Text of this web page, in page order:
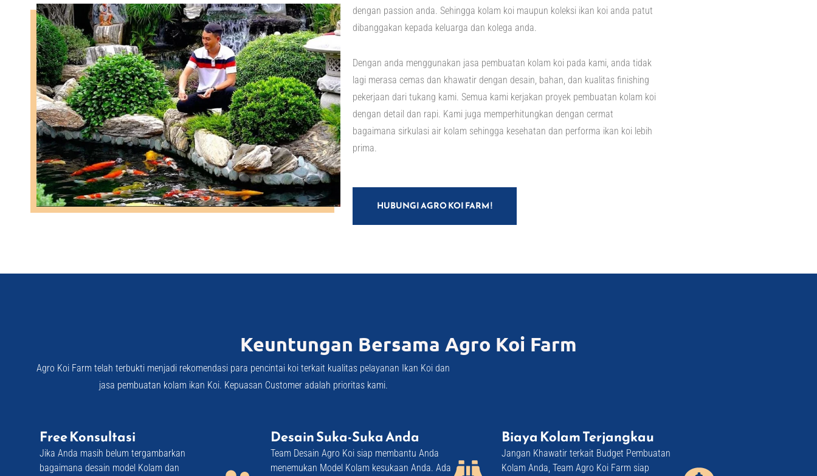
dengan passion anda. Sehingga kolam koi maupun koleksi ikan koi anda patut
dibanggakan kepada keluarga dan kolega anda.
Dengan anda menggunakan jasa pembuatan kolam koi pada kami, anda tidak
lagi merasa cemas dan khawatir dengan desain, bahan, dan kualitas finishing
pekerjaan dari tukang kami. Semua kami kerjakan proyek pembuatan kolam koi
dengan detail dan rapi. Kami juga memperhitungkan dengan cermat
bagaimana sirkulasi air kolam sehingga kesehatan dan performa ikan koi lebih
prima.
HUBUNGI AGRO KOI FARM !
Keuntungan Bersama Agro Koi Farm​
Agro Koi Farm telah terbukti menjadi rekomendasi para pencintai koi terkait kualitas pelayanan Ikan Koi dan
jasa pembuatan kolam ikan Koi. Kepuasan Customer adalah prioritas kami.
Free Konsultasi
Jika Anda masih belum tergambarkan
bagaimana desain model Kolam dan
Desain Suka-Suka Anda
Team Desain Agro Koi siap membantu Anda
menemukan Model Kolam kesukaan Anda. Ada
Biaya Kolam Terjangkau​
Jangan Khawatir terkait Budget Pembuatan
Kolam Anda, Team Agro Koi Farm siap